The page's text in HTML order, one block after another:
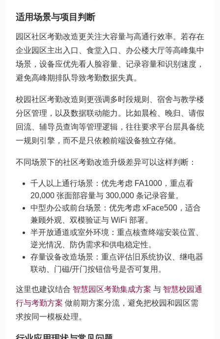
适用场景与项目判断
园区社区考勤改造更关注大容量与高通行效率。若存在
企业园区主出入口、食堂入口、办公楼大厅等高峰集中
场景，设备应优先看人脸容量、记录容量和识别速度，
避免高峰期排队导致考勤数据失真。
校园社区考勤改造则更强调多时段规则、宿舍与教学楼
分区管理，以及数据联动能力。比如晨检、晚归、请假
回流、辅导员查询等管理逻辑，往往要求平台层具备统
一规则引擎，而不是只依赖前端设备独立存储。
不同场景下的社区考勤改造升级差异可以这样判断：
千人以上通行场景：优先考虑 FA1000，重点看
20,000 张面部容量与 300,000 条记录容量。
中型办公或前台场景：优先考虑 xFace500，适合
兼顾外观、双模验证与 WiFi 部署。
半开放通道或室外环境：重点核查终端安装位置、
逆光情况、防伪需求和供电稳定性。
存量设备改造场景：重点评估旧系统协议、继电器
联动、门磁/开门按钮信号是否可复用。
这里也建议结合 智慧园区考勤集成方案 与 智慧校园通
行与考勤方案 做前期方案分流，避免把校园和园区需
求按同一模板处理。